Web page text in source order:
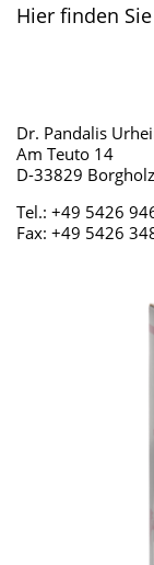
Dr. Pandalis
Am Teuto 14
D-33829
Tel.: +49 5426
Fax: +49 5426
Hier finden Sie